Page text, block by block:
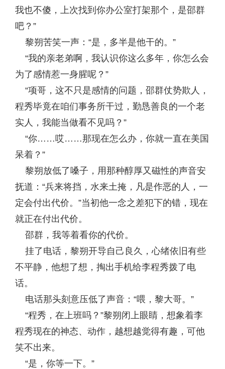
我也不傻，上次找到你办公室打架那个，是邵群
吧？”
黎朔苦笑一声：“是，多半是他干的。”
“我的亲老弟啊，我认识你这么多年，你怎么会
为了感情惹一身腥呢？”
“项哥，这不只是感情的问题，邵群仗势欺人，
程秀毕竟在咱们事务所干过，勤恳善良的一个老
实人，我能当做看不见吗？”
“你……哎……那现在怎么办，你就一直在美国
呆着？”
黎朔放低了嗓子，用那种醇厚又磁性的声音安
抚道：“兵来将挡，水来土掩，凡是作恶的人，一
定会付出代价。”当初他一念之差犯下的错，现在
就正在付出代价。
邵群，我等着看你的代价。
挂了电话，黎朔开导自己良久，心绪依旧有些
不平静，他想了想，掏出手机给李程秀拨了电
话。
电话那头刻意压低了声音：“喂，黎大哥。”
“程秀，在上班吗？”黎朔闭上眼睛，想象着李
程秀现在的神态、动作，越想越觉得有趣，可他
笑不出来。
“是，你等一下。”